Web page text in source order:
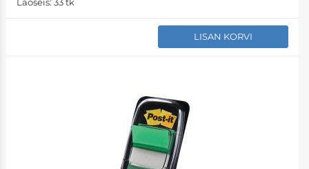
Laoseis: 33 tk
LISAN KORVI